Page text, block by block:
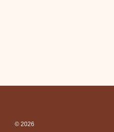
© 2026